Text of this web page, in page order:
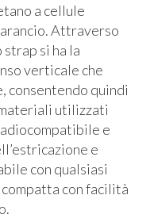
a cellule
Attraverso
si ha la
verticale che
consentendo quindi
utilizzati
e
e
con qualsiasi
con facilità